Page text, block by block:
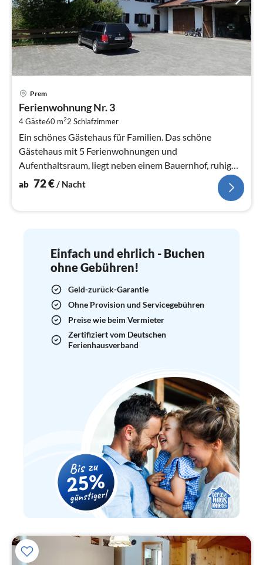
Prem
Ferienwohnung Nr. 3
4 Gäste60 m22 Schlafzimmer
Ein schönes Gästehaus für Familien. Das schöne
Gästehaus mit 5 Ferienwohnungen und
Aufenthaltsraum, liegt neben einem Bauernhof, ruhig
und umgeben von Wiesen und Wäldern in Lechbru...
ab 72€/ Nacht
Einfach und ehrlich - Buchen
ohne Gebühren!
Geld-zurück-Garantie
Ohne Provision und Servicegebühren
Preise wie beim Vermieter
Zertifiziert vom Deutschen
Ferienhausverband